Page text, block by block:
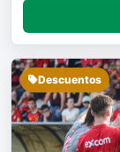
Descuentos